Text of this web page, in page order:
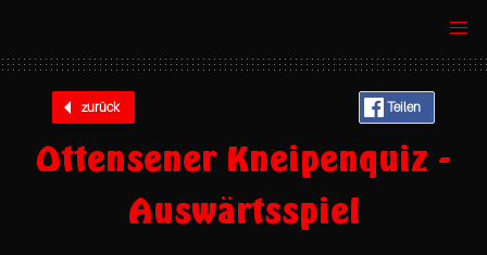
zurück Teilen
Ottensener Kneipenquiz -
Auswärtsspiel